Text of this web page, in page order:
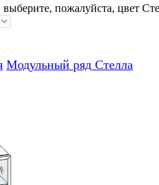
выберите, пожалуйста, цвет
Модульный ряд Стелла